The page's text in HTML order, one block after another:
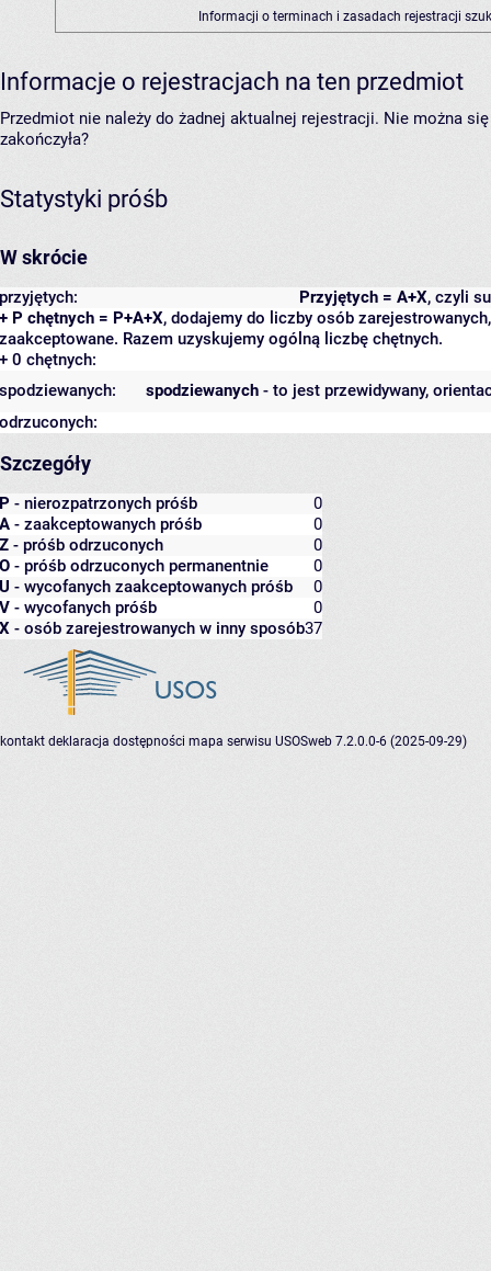
Informacji o terminach i zasadach rejestracji
Informacje o rejestracjach na ten przedmiot
Przedmiot nie należy do żadnej aktualnej rejestracji. Nie można
zakończyła?
Statystyki próśb
W skrócie
Przyjętych = A+X, czyli
przyjętych:
+ P chętnych = P+A+X, dodajemy do liczby osób
zaakceptowane. Razem uzyskujemy ogólną liczbę chętnych.
+ 0 chętnych:
spodziewanych - to jest przewidywany,
spodziewanych:
odrzuconych:
Szczegóły
P - nierozpatrzonych próśb
0
A - zaakceptowanych próśb
0
Z - próśb odrzuconych
0
O - próśb odrzuconych permanentnie
0
U - wycofanych zaakceptowanych próśb
0
V - wycofanych próśb
0
X - osób zarejestrowanych w inny sposób37
kontakt deklaracja dostępności mapa serwisu USOSweb 7.2.0.0-6 (2025-09-29)